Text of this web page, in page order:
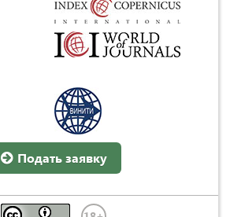
Подать заявку